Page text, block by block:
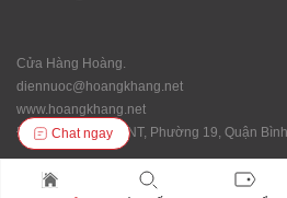
Cửa Hàng Hoàng.
diennuoc@hoangkhang.net
www.hoangkhang.net
Địa chỉ: 92/146 XVNT, Phường 19, Quận
Chat ngay